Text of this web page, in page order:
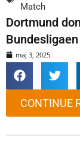
Match
Dortmund
Bundesligaen
maj 3, 2025
CONTINUE